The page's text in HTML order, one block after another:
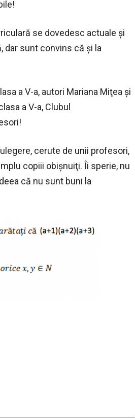
se dovedesc actuale şi
dar sunt convins că şi la
a V-a, autori Mariana Miţea şi
a V-a, Clubul
cerute de unii profesori,
copiii obişnuiţi. Îi sperie, nu
că nu sunt buni la